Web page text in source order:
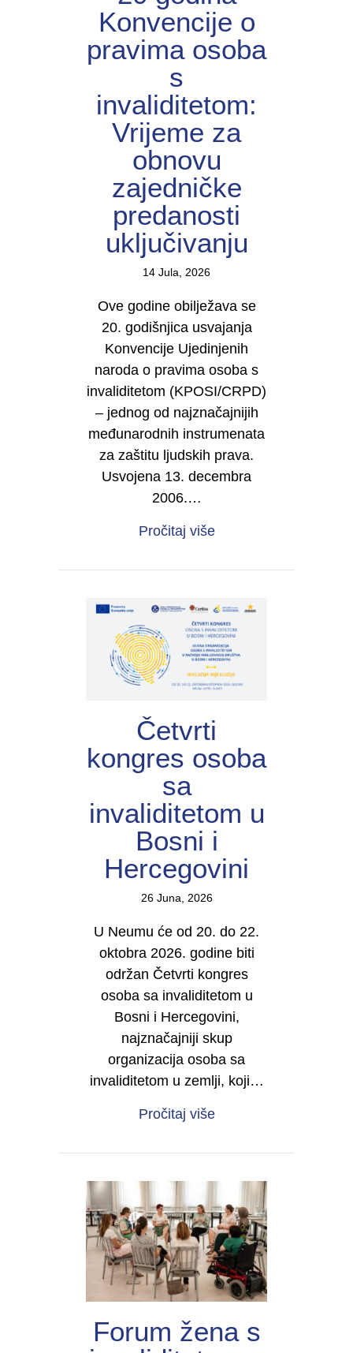
Konvencije o
pravima osoba
s
invaliditetom:
Vrijeme za
obnovu
zajedničke
predanosti
uključivanju
14 Jula, 2026
Ove godine obilježava se
20. godišnjica usvajanja
Konvencije Ujedinjenih
naroda o pravima osoba s
invaliditetom (KPOSI/CRPD)
– jednog od najznačajnijih
međunarodnih instrumenata
za zaštitu ljudskih prava.
Usvojena 13. decembra
2006.…
Pročitaj višeabout 20 godina
Četvrti
kongres osoba
sa
invaliditetom u
Bosni i
Hercegovini
26 Juna, 2026
U Neumu će od 20. do 22.
oktobra 2026. godine biti
održan Četvrti kongres
osoba sa invaliditetom u
Bosni i Hercegovini,
najznačajniji skup
organizacija osoba sa
invaliditetom u zemlji, koji…
Pročitaj višeabout Četvrti
Forum žena s